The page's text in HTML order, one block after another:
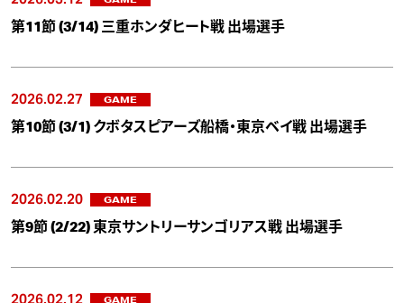
第11節 (3/14) 三重ホンダヒート戦 出場選手
2026.02.27 GAME
第10節 (3/1) クボタスピアーズ船橋・東京ベイ戦 出場選手
2026.02.20 GAME
第9節 (2/22) 東京サントリーサンゴリアス戦 出場選手
2026.02.12 GAME